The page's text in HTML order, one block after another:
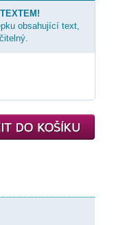
obsahující text,